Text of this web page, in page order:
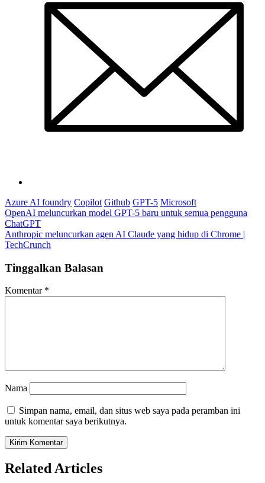
Azure AI foundry Copilot Github GPT-5 Microsoft
Navigasi
pos
OpenAI meluncurkan model GPT-5 baru untuk semua pengguna
ChatGPT
Anthropic meluncurkan agen AI Claude yang hidup di Chrome |
TechCrunch
Tinggalkan Balasan
Komentar *
Nama
Simpan nama, email, dan situs web saya pada peramban ini
untuk komentar saya berikutnya.
Related Articles